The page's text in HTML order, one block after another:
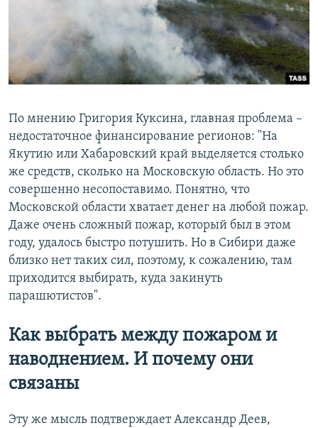
По мнению Григория Куксина, главная проблема –
недостаточное финансирование регионов: "На
Якутию или Хабаровский край выделяется столько
же средств, сколько на Московскую область. Но это
совершенно несопоставимо. Понятно, что
Московской области хватает денег на любой пожар.
Даже очень сложный пожар, который был в этом
году, удалось быстро потушить. Но в Сибири даже
близко нет таких сил, поэтому, к сожалению, там
приходится выбирать, куда закинуть
парашютистов".
Как выбрать между пожаром и
наводнением. И почему они
связаны
Эту же мысль подтверждает Александр Деев,